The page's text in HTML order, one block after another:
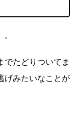
でたどりついてま
げみたいなことが